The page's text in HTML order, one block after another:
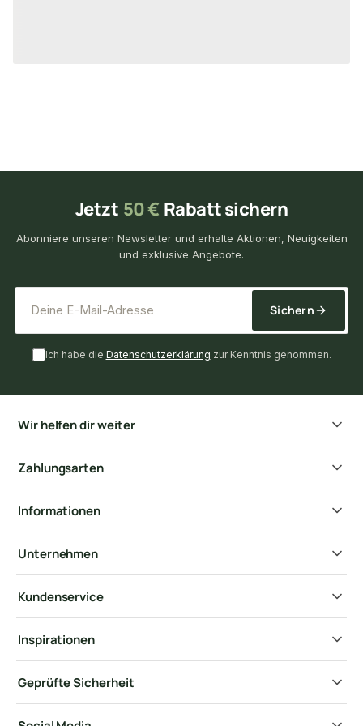
Jetzt 50 € Rabatt sichern
Abonniere unseren Newsletter und erhalte Aktionen, Neuigkeiten
und exklusive Angebote.
Sichern
Ich habe die Datenschutzerklärung zur Kenntnis genommen.
Wir helfen dir weiter
Zahlungsarten
Informationen
Unternehmen
Kundenservice
Inspirationen
Geprüfte Sicherheit